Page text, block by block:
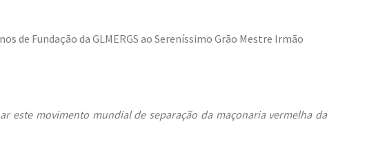
de Fundação da GLMERGS ao Sereníssimo Grão Mestre Irmão
este movimento mundial de separação da maçonaria vermelha da